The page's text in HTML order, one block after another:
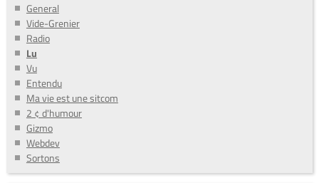
General
Vide-Grenier
Radio
Lu
Vu
Entendu
Ma vie est une sitcom
2 ¢ d'humour
Gizmo
Webdev
Sortons